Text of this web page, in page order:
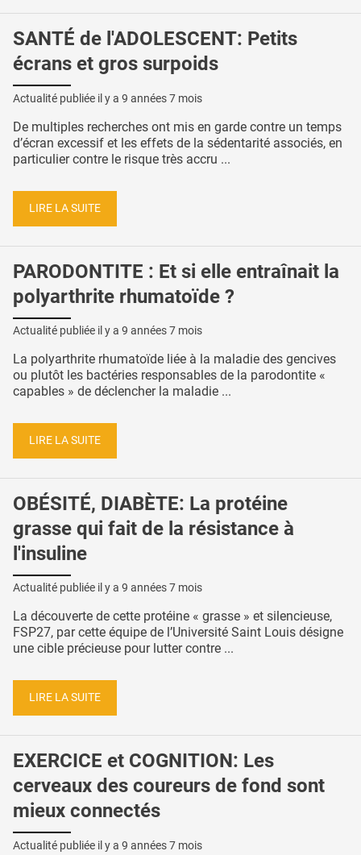
SANTÉ de l'ADOLESCENT: Petits
écrans et gros surpoids
Actualité publiée il y a 9 années 7 mois
De multiples recherches ont mis en garde contre un temps
d’écran excessif et les effets de la sédentarité associés, en
particulier contre le risque très accru ...
LIRE LA SUITE
PARODONTITE : Et si elle entraînait la
polyarthrite rhumatoïde ?
Actualité publiée il y a 9 années 7 mois
La polyarthrite rhumatoïde liée à la maladie des gencives
ou plutôt les bactéries responsables de la parodontite «
capables » de déclencher la maladie ...
LIRE LA SUITE
OBÉSITÉ, DIABÈTE: La protéine
grasse qui fait de la résistance à
l'insuline
Actualité publiée il y a 9 années 7 mois
La découverte de cette protéine « grasse » et silencieuse,
FSP27, par cette équipe de l’Université Saint Louis désigne
une cible précieuse pour lutter contre ...
LIRE LA SUITE
EXERCICE et COGNITION: Les
cerveaux des coureurs de fond sont
mieux connectés
Actualité publiée il y a 9 années 7 mois